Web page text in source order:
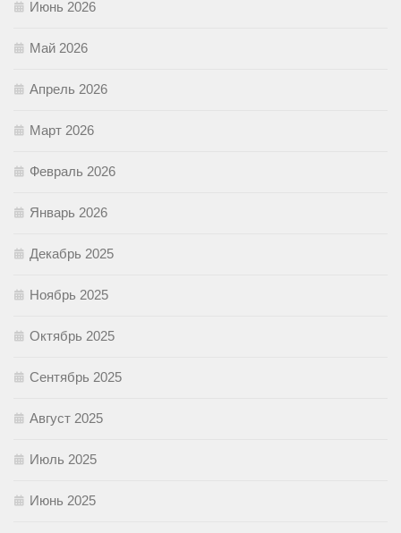
Июнь 2026
Май 2026
Апрель 2026
Март 2026
Февраль 2026
Январь 2026
Декабрь 2025
Ноябрь 2025
Октябрь 2025
Сентябрь 2025
Август 2025
Июль 2025
Июнь 2025